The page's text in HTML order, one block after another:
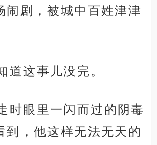
闹剧，被城中百姓津津
道这事儿没完。
时眼里一闪而过的阴毒
到，他这样无法无天的